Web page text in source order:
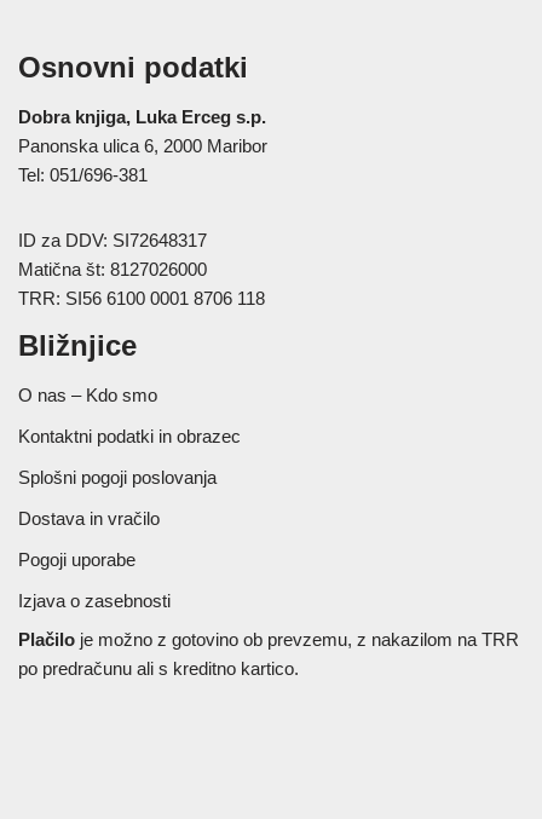
Osnovni podatki
Dobra knjiga, Luka Erceg s.p.
Panonska ulica 6, 2000 Maribor
Tel: 051/696-381
ID za DDV: SI72648317
Matična št: 8127026000
TRR: SI56 6100 0001 8706 118
Bližnjice
O nas – Kdo smo
Kontaktni podatki in obrazec
Splošni pogoji poslovanja
Dostava in vračilo
Pogoji uporabe
Izjava o zasebnosti
Plačilo je možno z gotovino ob prevzemu, z nakazilom na TRR
po predračunu ali s kreditno kartico.